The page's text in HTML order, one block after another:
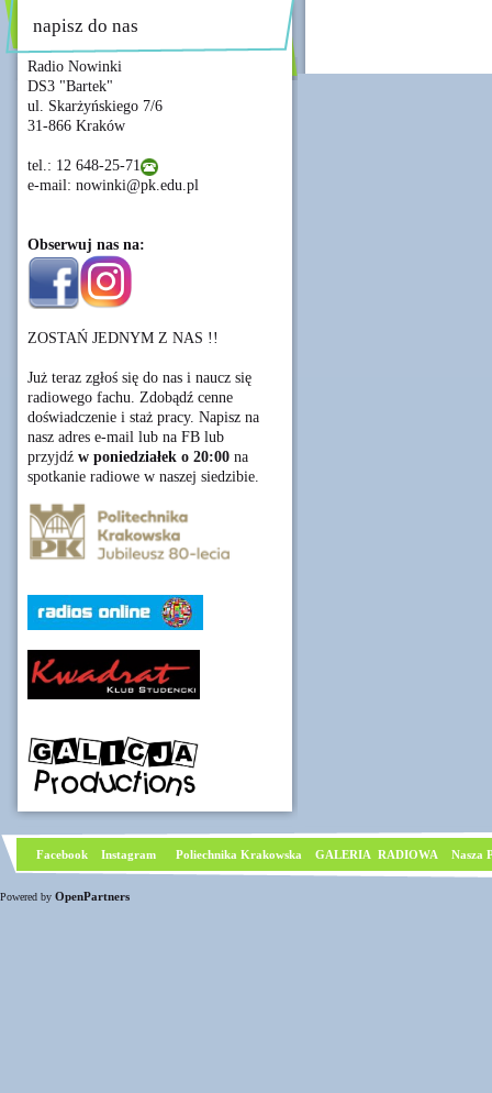
napisz do nas
Radio Nowinki
DS3 "Bartek"
ul. Skarżyńskiego 7/6
31-866 Kraków
tel.: 12 648-25-71
e-mail: nowinki@pk.edu.pl
Obserwuj nas na:
ZOSTAŃ JEDNYM Z NAS !!
Już teraz zgłoś się do nas i naucz się
radiowego fachu. Zdobądź cenne
doświadczenie i staż pracy. Napisz na
nasz adres e-mail lub na FB lub
przyjdź w poniedziałek o 20:00 na
spotkanie radiowe w naszej siedzibie.
Facebook Instagram Poliechnika Krakowska GALERIA RADIOWA Nasza
Powered by OpenPartners